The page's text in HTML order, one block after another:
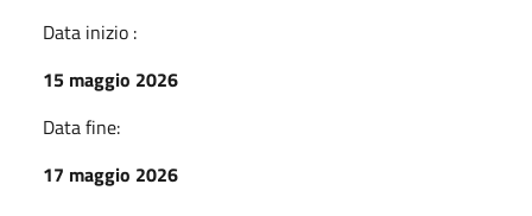
Data inizio :
15 maggio 2026
Data fine:
17 maggio 2026